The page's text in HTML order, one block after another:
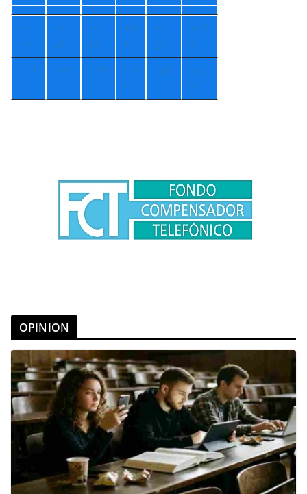
+1
7°
+1
4°
+1
0°
+8
°
+1
2°
+17
°
+1° +5° +7° +7
°
+8° +11
°
OPINION